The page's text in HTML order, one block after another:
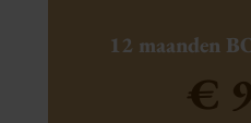
12 maanden
€